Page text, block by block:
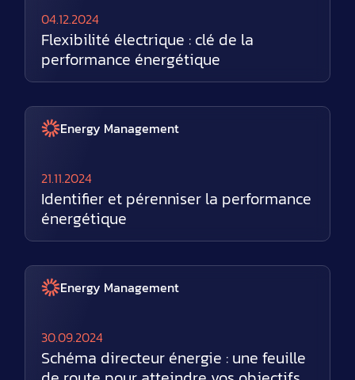
04.12.2024
Flexibilité électrique : clé de la
performance énergétique
Energy Management
21.11.2024
Identifier et pérenniser la performance
énergétique
Energy Management
30.09.2024
Schéma directeur énergie : une feuille